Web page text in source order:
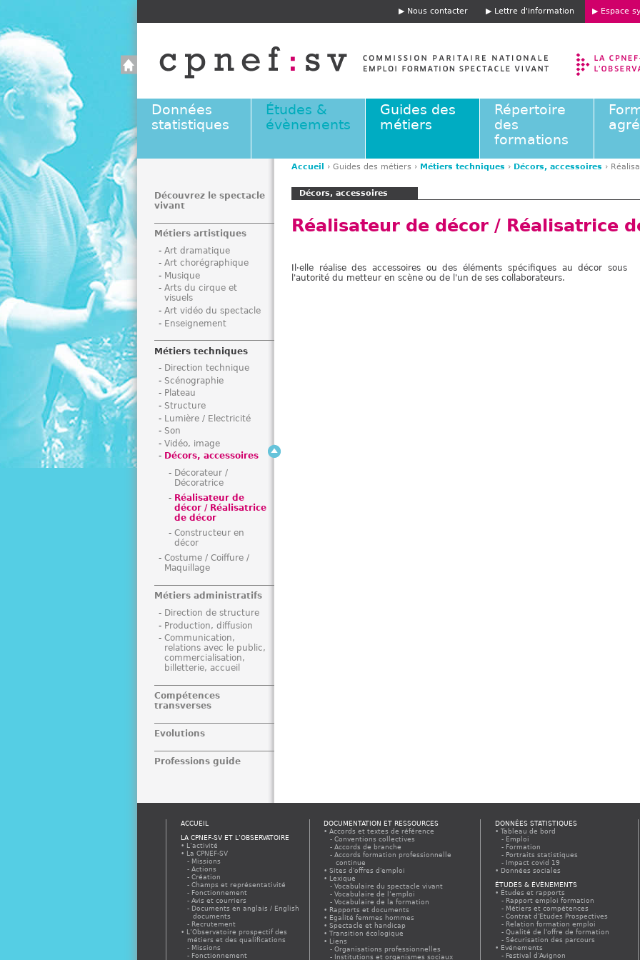
Jump to navigation
E
t
ê
e
Nous contacter Lettre d'information Espace
Données
statistiques
Études &
évènements
Guides des
métiers
Répertoire
des
formations
s
e
Accueil › Guides des métiers › Métiers techniques › Décors, accessoires ›
Décors, accessoires
Réalisateur de décor / Réalisatrice
Il·elle réalise des accessoires ou des éléments spécifiques au décor sous
l'autorité du metteur en scène ou de l'un de ses collaborateurs.
Découvrez le spectacle
vivant
Métiers artistiques
Art dramatique
Art chorégraphique
Musique
Arts du cirque et
visuels
Art vidéo du spectacle
Enseignement
Métiers techniques
Direction technique
Scénographie
Plateau
Structure
Lumière / Electricité
Son
Vidéo, image
Décors, accessoires
Décorateur /
Décoratrice
Réalisateur de
décor / Réalisatrice
de décor
Constructeur en
décor
Costume / Coiffure /
Maquillage
Métiers administratifs
Direction de structure
Production, diffusion
Communication,
relations avec le public,
commercialisation,
billetterie, accueil
Compétences
transverses
Evolutions
Professions guide
ACCUEIL
LA CPNEF-SV ET L’OBSERVATOIRE
L’activité
La CPNEF-SV
Missions
Actions
Création
Champs et représentativité
Fonctionnement
Avis et courriers
Documents en anglais / English
documents
Recrutement
L’Observatoire prospectif des
métiers et des qualifications
Missions
Fonctionnement
DOCUMENTATION ET RESSOURCES
Accords et textes de référence
Conventions collectives
Accords de branche
Accords formation professionnelle
continue
Sites d'offres d'emploi
Lexique
Vocabulaire du spectacle vivant
Vocabulaire de l’emploi
Vocabulaire de la formation
Rapports et documents
Egalité femmes hommes
Spectacle et handicap
Transition écologique
Liens
Organisations professionnelles
Institutions et organismes sociaux
DONNÉES STATISTIQUES
Tableau de bord
Emploi
Formation
Portraits statistiques
Impact covid 19
Données sociales
ÉTUDES & ÉVÈNEMENTS
Études et rapports
Rapport emploi formation
Métiers et compétences
Contrat d'Etudes Prospectives
Relation formation emploi
Qualité de l'offre de formation
Sécurisation des parcours
Evénements
Festival d'Avignon